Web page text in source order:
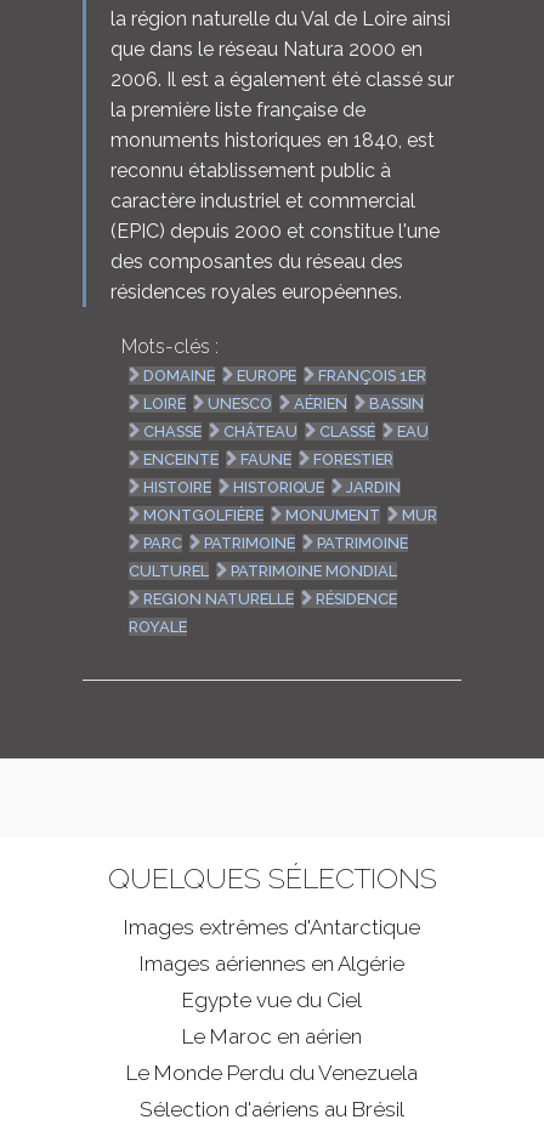
la région naturelle du Val de Loire ainsi
que dans le réseau Natura 2000 en
2006. Il est a également été classé sur
la première liste française de
monuments historiques en 1840, est
reconnu établissement public à
caractère industriel et commercial
(EPIC) depuis 2000 et constitue l'une
des composantes du réseau des
résidences royales européennes.
Mots-clés :
DOMAINE EUROPE
FRANÇOIS 1ER
LOIRE
UNESCO AÉRIEN
BASSIN
CHASSE
CHÂTEAU CLASSÉ
EAU
ENCEINTE
FAUNE
FORESTIER
HISTOIRE
HISTORIQUE
JARDIN
MONTGOLFIÈRE
MONUMENT
MUR
PARC
PATRIMOINE
PATRIMOINE
CULTUREL
PATRIMOINE MONDIAL
REGION NATURELLE
RÉSIDENCE
ROYALE
QUELQUES SÉLECTIONS
Images extrêmes d'Antarctique
Images aériennes en Algérie
Egypte vue du Ciel
Le Maroc en aérien
Le Monde Perdu du Venezuela
Sélection d'aériens au Brésil